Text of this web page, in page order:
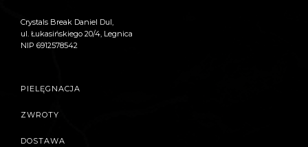
Crystals Break Daniel Dul,
ul. Łukasińskiego 20/4, Legnica
NIP 6912578542
PIELĘGNACJA
ZWROTY
DOSTAWA